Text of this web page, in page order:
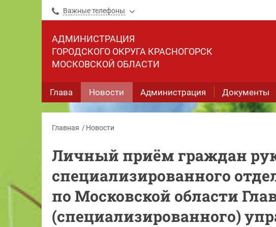
Важные телефоны
АДМИНИСТРАЦИЯ
ГОРОДСКОГО ОКРУГА КРАСНОГОРСК
МОСКОВСКОЙ ОБЛАСТИ
Глава Новости Администрация Документы
Главная Новости
Личный приём граждан
специализированного
по Московской области
(специализированного)